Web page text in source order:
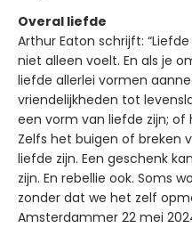
Overal liefde
Arthur Eaton schrijft:
niet alleen voelt. En als je
liefde allerlei vormen
vriendelijkheden tot
een vorm van liefde zijn;
Zelfs het buigen of breken
liefde zijn. Een geschenk
zijn. En rebellie ook. Soms
zonder dat we het zelf
Amsterdammer 22 mei